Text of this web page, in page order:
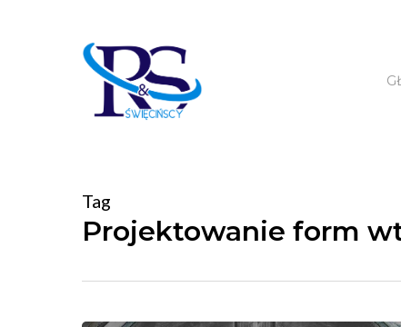
Tag
Projektowanie form